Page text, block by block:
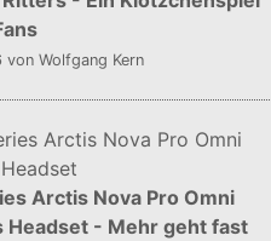
von Wolfgang Kern
Arctis Nova Pro Omni
Headset - Mehr geht fast